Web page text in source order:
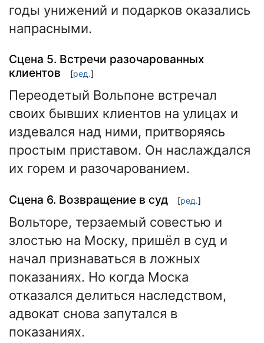
годы унижений и подарков оказались
напрасными.
Сцена 5. Встречи разочарованных
клиентов
[ред.]
Переодетый Вольпоне встречал
своих бывших клиентов на улицах и
издевался над ними, притворяясь
простым приставом. Он наслаждался
их горем и разочарованием.
Сцена 6. Возвращение в суд [ред.]
Вольторе, терзаемый совестью и
злостью на Моску, пришёл в суд и
начал признаваться в ложных
показаниях. Но когда Моска
отказался делиться наследством,
адвокат снова запутался в
показаниях.